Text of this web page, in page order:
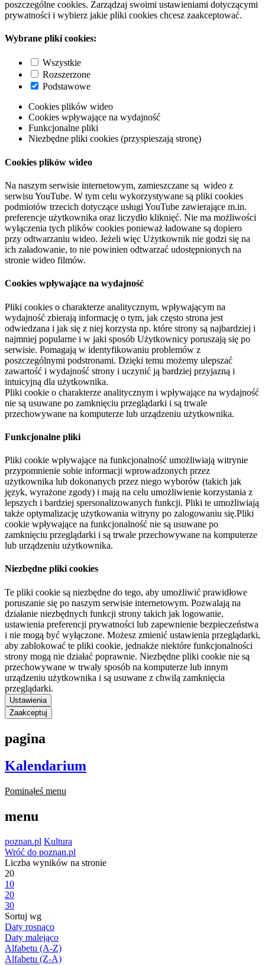
poszczególne cookies. Zarządzaj swoimi ustawieniami dotyczącymi
prywatności i wybierz jakie pliki cookies chcesz zaakceptować.
Wybrane pliki cookies:
Wszystkie
Rozszerzone
Podstawowe
Cookies plików wideo
Cookies wpływające na wydajność
Funkcjonalne pliki
Niezbędne pliki cookies (przyspieszają stronę)
Cookies plików wideo
Na naszym serwisie internetowym, zamieszczane są wideo z
serwisu YouTube. W tym celu wykorzystywane są pliki cookies
podmiotów trzecich dotyczące usługi YouTube zawierające m.in.
preferencje użytkownika oraz liczydło kliknięć. Nie ma możliwości
wyłączenia tych plików cookies ponieważ ładowane są dopiero
przy odtwarzaniu wideo. Jeżeli więc Użytkownik nie godzi się na
ich załadowanie, to nie powinien odtwarzać udostępnionych na
stronie wideo filmów.
Cookies wpływające na wydajność
Pliki cookies o charakterze analitycznym, wpływającym na
wydajność zbierają informację o tym, jak często strona jest
odwiedzana i jak się z niej korzysta np. które strony są najbardziej i
najmniej popularne i w jaki sposób Użytkownicy poruszają się po
serwisie. Pomagają w identyfikowaniu problemów z
poszczególnymi podstronami. Dzięki temu możemy ulepszać
zawartość i wydajność strony i uczynić ją bardziej przyjazną i
intuicyjną dla użytkownika.
Pliki cookie o charakterze analitycznym i wpływające na wydajność
nie są usuwane po zamknięciu przeglądarki i są trwale
przechowywane na komputerze lub urządzeniu użytkownika.
Funkcjonalne pliki
Pliki cookie wpływające na funkcjonalność umożliwiają witrynie
przypomnienie sobie informacji wprowadzonych przez
użytkownika lub dokonanych przez niego wyborów (takich jak
język, wyrażone zgody) i mają na celu umożliwienie korzystania z
lepszych i bardziej spersonalizowanych funkcji. Pliki te umożliwiają
także optymalizację użytkowania witryny po zalogowaniu się.Pliki
cookie wpływające na funkcjonalność nie są usuwane po
zamknięciu przeglądarki i są trwale przechowywane na komputerze
lub urządzeniu użytkownika.
Niezbędne pliki cookies
Te pliki cookie są niezbędne do tego, aby umożliwić prawidłowe
poruszanie się po naszym serwisie internetowym. Pozwalają na
działanie niezbędnych funkcji strony takich jak logowanie,
ustawienia preferencji prywatności lub zapewnienie bezpieczeństwa
i nie mogą być wyłączone. Możesz zmienić ustawienia przeglądarki,
aby zablokować te pliki cookie, jednakże niektóre funkcjonalności
strony mogą nie działać poprawnie. Niezbędne pliki cookie nie są
przechowywane w trwały sposób na komputerze lub innym
urządzeniu użytkownika i są usuwane z chwilą zamknięcia
przeglądarki.
Ustawienia
Zaakceptuj
pagina
Kalendarium
Pominąłeś menu
menu
poznan.pl Kultura
Wróć do poznan.pl
Liczba wyników na stronie
20
10
20
30
Sortuj wg
Daty rosnąco
Daty malejąco
Alfabetu (A-Z)
Alfabetu (Z-A)